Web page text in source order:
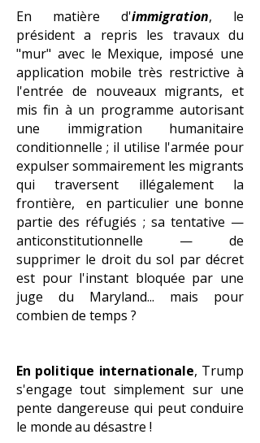
En matière d'immigration, le
président a repris les travaux du
"mur" avec le Mexique, imposé une
application mobile très restrictive à
l'entrée de nouveaux migrants, et
mis fin à un programme autorisant
une immigration humanitaire
conditionnelle ; il utilise l'armée pour
expulser sommairement les migrants
qui traversent illégalement la
frontière, en particulier une bonne
partie des réfugiés ; sa tentative —
anticonstitutionnelle — de
supprimer le droit du sol par décret
est pour l'instant bloquée par une
juge du Maryland... mais pour
combien de temps ?
​​​En politique internationale, Trump
s'engage tout simplement sur une
pente dangereuse qui peut conduire
le monde au désastre !